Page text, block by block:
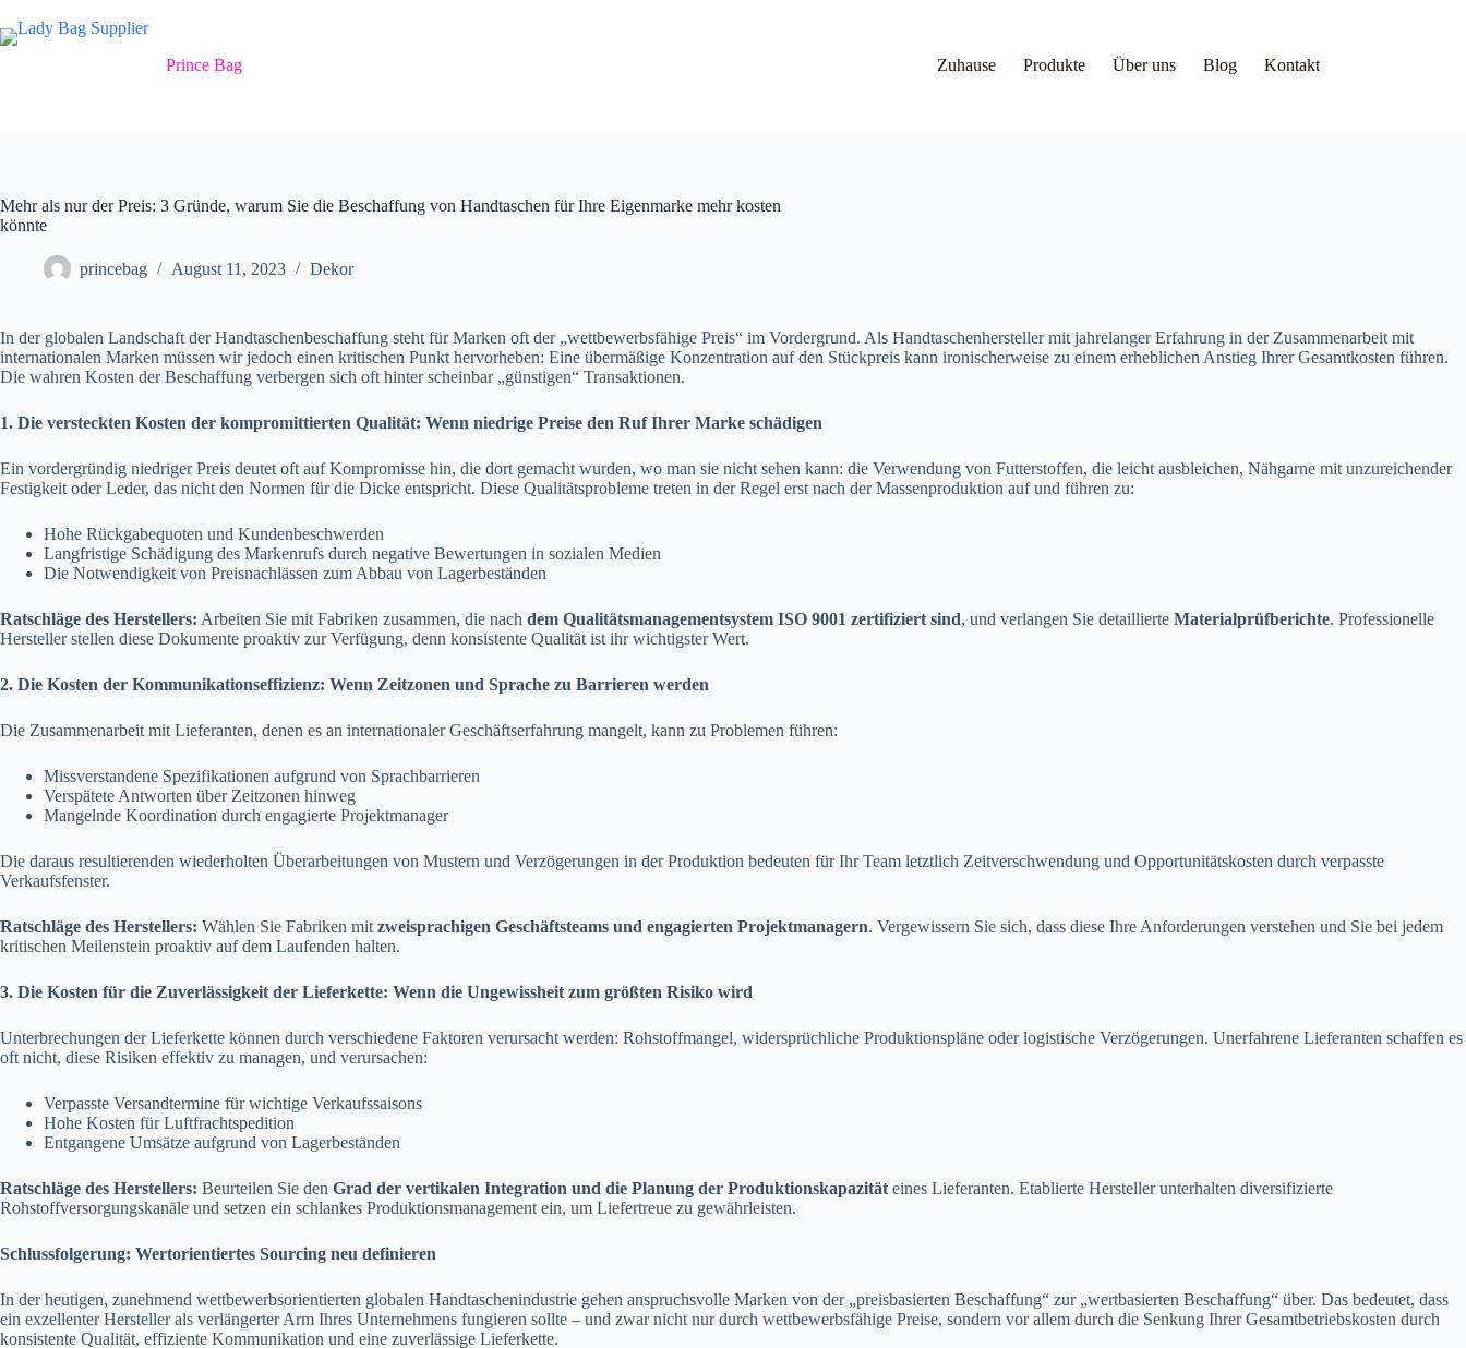
Inhalt
springen
Prince Bag
Zuhause Produkte Über uns Blog Kontakt
Mehr als nur der Preis: 3 Gründe, warum Sie die Beschaffung von Handtaschen für Ihre Eigenmarke mehr kosten
könnte
princebag August 11, 2023 Dekor
In der globalen Landschaft der Handtaschenbeschaffung steht für Marken oft der „wettbewerbsfähige Preis“ im Vordergrund. Als Handtaschenhersteller mit jahrelanger Erfahrung in der Zusammenarbeit mit
internationalen Marken müssen wir jedoch einen kritischen Punkt hervorheben: Eine übermäßige Konzentration auf den Stückpreis kann ironischerweise zu einem erheblichen Anstieg Ihrer Gesamtkosten führen.
Die wahren Kosten der Beschaffung verbergen sich oft hinter scheinbar „günstigen“ Transaktionen.
1. Die versteckten Kosten der kompromittierten Qualität: Wenn niedrige Preise den Ruf Ihrer Marke schädigen
Ein vordergründig niedriger Preis deutet oft auf Kompromisse hin, die dort gemacht wurden, wo man sie nicht sehen kann: die Verwendung von Futterstoffen, die leicht ausbleichen, Nähgarne mit unzureichender
Festigkeit oder Leder, das nicht den Normen für die Dicke entspricht. Diese Qualitätsprobleme treten in der Regel erst nach der Massenproduktion auf und führen zu:
Hohe Rückgabequoten und Kundenbeschwerden
Langfristige Schädigung des Markenrufs durch negative Bewertungen in sozialen Medien
Die Notwendigkeit von Preisnachlässen zum Abbau von Lagerbeständen
Ratschläge des Herstellers: Arbeiten Sie mit Fabriken zusammen, die nach dem Qualitätsmanagementsystem ISO 9001 zertifiziert sind, und verlangen Sie detaillierte Materialprüfberichte. Professionelle
Hersteller stellen diese Dokumente proaktiv zur Verfügung, denn konsistente Qualität ist ihr wichtigster Wert.
2. Die Kosten der Kommunikationseffizienz: Wenn Zeitzonen und Sprache zu Barrieren werden
Die Zusammenarbeit mit Lieferanten, denen es an internationaler Geschäftserfahrung mangelt, kann zu Problemen führen:
Missverstandene Spezifikationen aufgrund von Sprachbarrieren
Verspätete Antworten über Zeitzonen hinweg
Mangelnde Koordination durch engagierte Projektmanager
Die daraus resultierenden wiederholten Überarbeitungen von Mustern und Verzögerungen in der Produktion bedeuten für Ihr Team letztlich Zeitverschwendung und Opportunitätskosten durch verpasste
Verkaufsfenster.
Ratschläge des Herstellers: Wählen Sie Fabriken mit zweisprachigen Geschäftsteams und engagierten Projektmanagern. Vergewissern Sie sich, dass diese Ihre Anforderungen verstehen und Sie bei jedem
kritischen Meilenstein proaktiv auf dem Laufenden halten.
3. Die Kosten für die Zuverlässigkeit der Lieferkette: Wenn die Ungewissheit zum größten Risiko wird
Unterbrechungen der Lieferkette können durch verschiedene Faktoren verursacht werden: Rohstoffmangel, widersprüchliche Produktionspläne oder logistische Verzögerungen. Unerfahrene Lieferanten schaffen es
oft nicht, diese Risiken effektiv zu managen, und verursachen:
Verpasste Versandtermine für wichtige Verkaufssaisons
Hohe Kosten für Luftfrachtspedition
Entgangene Umsätze aufgrund von Lagerbeständen
Ratschläge des Herstellers: Beurteilen Sie den Grad der vertikalen Integration und die Planung der Produktionskapazität eines Lieferanten. Etablierte Hersteller unterhalten diversifizierte
Rohstoffversorgungskanäle und setzen ein schlankes Produktionsmanagement ein, um Liefertreue zu gewährleisten.
Schlussfolgerung: Wertorientiertes Sourcing neu definieren
In der heutigen, zunehmend wettbewerbsorientierten globalen Handtaschenindustrie gehen anspruchsvolle Marken von der „preisbasierten Beschaffung“ zur „wertbasierten Beschaffung“ über. Das bedeutet, dass
ein exzellenter Hersteller als verlängerter Arm Ihres Unternehmens fungieren sollte – und zwar nicht nur durch wettbewerbsfähige Preise, sondern vor allem durch die Senkung Ihrer Gesamtbetriebskosten durch
konsistente Qualität, effiziente Kommunikation und eine zuverlässige Lieferkette.